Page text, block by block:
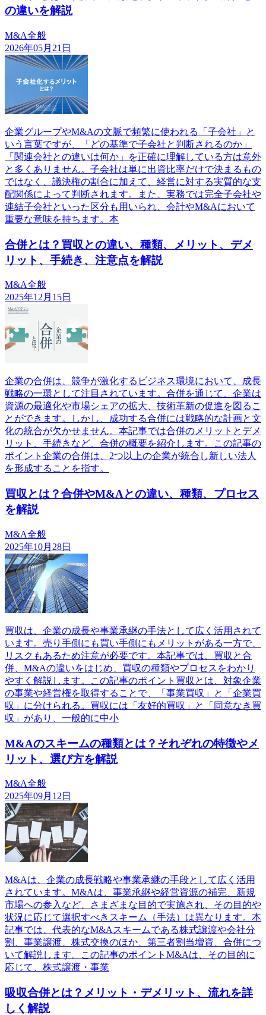
の違いを解説
M&A全般
2026年05月21日
企業グループやM&Aの文脈で頻繁に使われる「子会社」と
いう言葉ですが、「どの基準で子会社と判断されるのか」
「関連会社との違いは何か」を正確に理解している方は意外
と多くありません。子会社は単に出資比率だけで決まるもの
ではなく、議決権の割合に加えて、経営に対する実質的な支
配関係によって判断されます。また、実務では完全子会社や
連結子会社といった区分も用いられ、会計やM&Aにおいて
重要な意味を持ちます。本
合併とは？買収との違い、種類、メリット、デメ
リット、手続き、注意点を解説
M&A全般
2025年12月15日
企業の合併は、競争が激化するビジネス環境において、成長
戦略の一環として注目されています。合併を通じて、企業は
資源の最適化や市場シェアの拡大、技術革新の促進を図るこ
とができます。しかし、成功する合併には戦略的な計画と文
化の統合が欠かせません。本記事では合併のメリットとデメ
リット、手続きなど、合併の概要を紹介します。この記事の
ポイント企業の合併は、2つ以上の企業が統合し新しい法人
を形成することを指す。
買収とは？合併やM&Aとの違い、種類、プロセス
を解説
M&A全般
2025年10月28日
買収は、企業の成長や事業承継の手法として広く活用されて
います。売り手側にも買い手側にもメリットがある一方で、
リスクもあるため注意が必要です。本記事では、買収と合
併、M&Aの違いをはじめ、買収の種類やプロセスをわかり
やすく解説します。この記事のポイント買収とは、対象企業
の事業や経営権を取得することで、「事業買収」と「企業買
収」に分けられる。買収には「友好的買収」と「同意なき買
収」があり、一般的に中小
M&Aのスキームの種類とは？それぞれの特徴やメ
リット、選び方を解説
M&A全般
2025年09月12日
M&Aは、企業の成長戦略や事業承継の手段として広く活用
されています。M&Aは、事業承継や経営資源の補完、新規
市場への参入など、さまざまな目的で実施され、その目的や
状況に応じて選択すべきスキーム（手法）は異なります。本
記事では、代表的なM&Aスキームである株式譲渡や会社分
割、事業譲渡、株式交換のほか、第三者割当増資、合併につ
いて解説します。この記事のポイントM&Aは、その目的に
応じて、株式譲渡・事業
吸収合併とは？メリット・デメリット、流れを詳
しく解説